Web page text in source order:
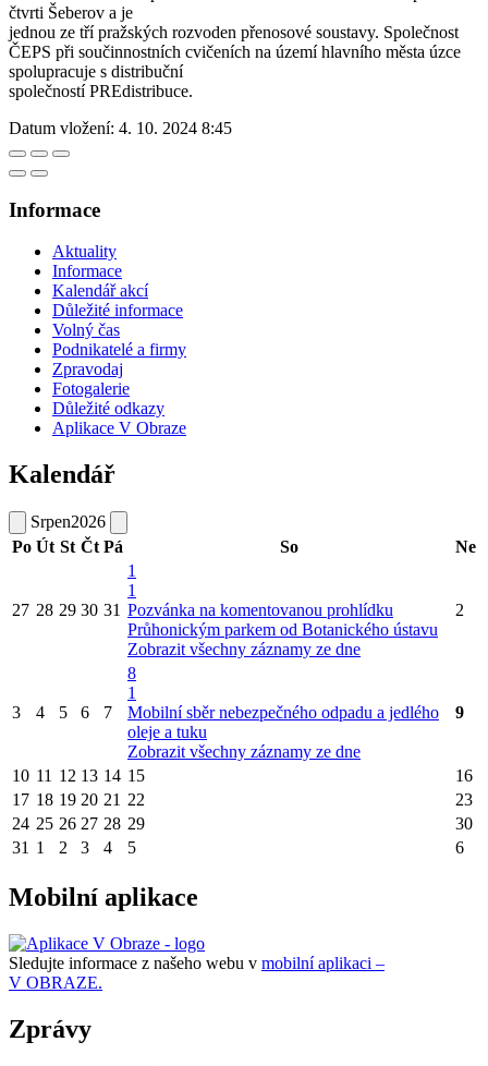
čtvrti Šeberov a je
jednou ze tří pražských rozvoden přenosové soustavy. Společnost
ČEPS při součinnostních cvičeních na území hlavního města úzce
spolupracuje s distribuční
společností PREdistribuce.
Datum vložení: 4. 10. 2024 8:45
Informace
Aktuality
Informace
Kalendář akcí
Důležité informace
Volný čas
Podnikatelé a firmy
Zpravodaj
Fotogalerie
Důležité odkazy
Aplikace V Obraze
Kalendář
Srpen2026
Po Út St Čt Pá So Ne
27 28 29 30 31
1
1
Pozvánka na komentovanou prohlídku
Průhonickým parkem od Botanického ústavu
Zobrazit všechny záznamy ze dne
2
3 4 5 6 7
8
1
Mobilní sběr nebezpečného odpadu a jedlého
oleje a tuku
Zobrazit všechny záznamy ze dne
9
10 11 12 13 14 15
16
17 18 19 20 21 22
23
24 25 26 27 28 29
30
31 1 2 3 4 5 6
Mobilní aplikace
Sledujte informace z našeho webu v mobilní aplikaci –
V OBRAZE.
Zprávy